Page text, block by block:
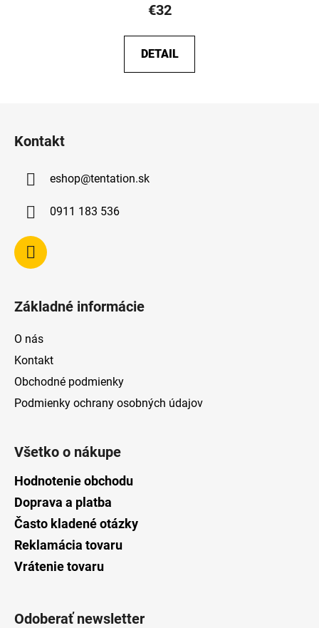
€32
DETAIL
Kontakt
eshop@tentation.sk
0911 183 536
Základné informácie
O nás
Kontakt
Obchodné podmienky
Podmienky ochrany osobných údajov
Všetko o nákupe
Hodnotenie obchodu
Doprava a platba
Často kladené otázky
Reklamácia tovaru
Vrátenie tovaru
Odoberať newsletter